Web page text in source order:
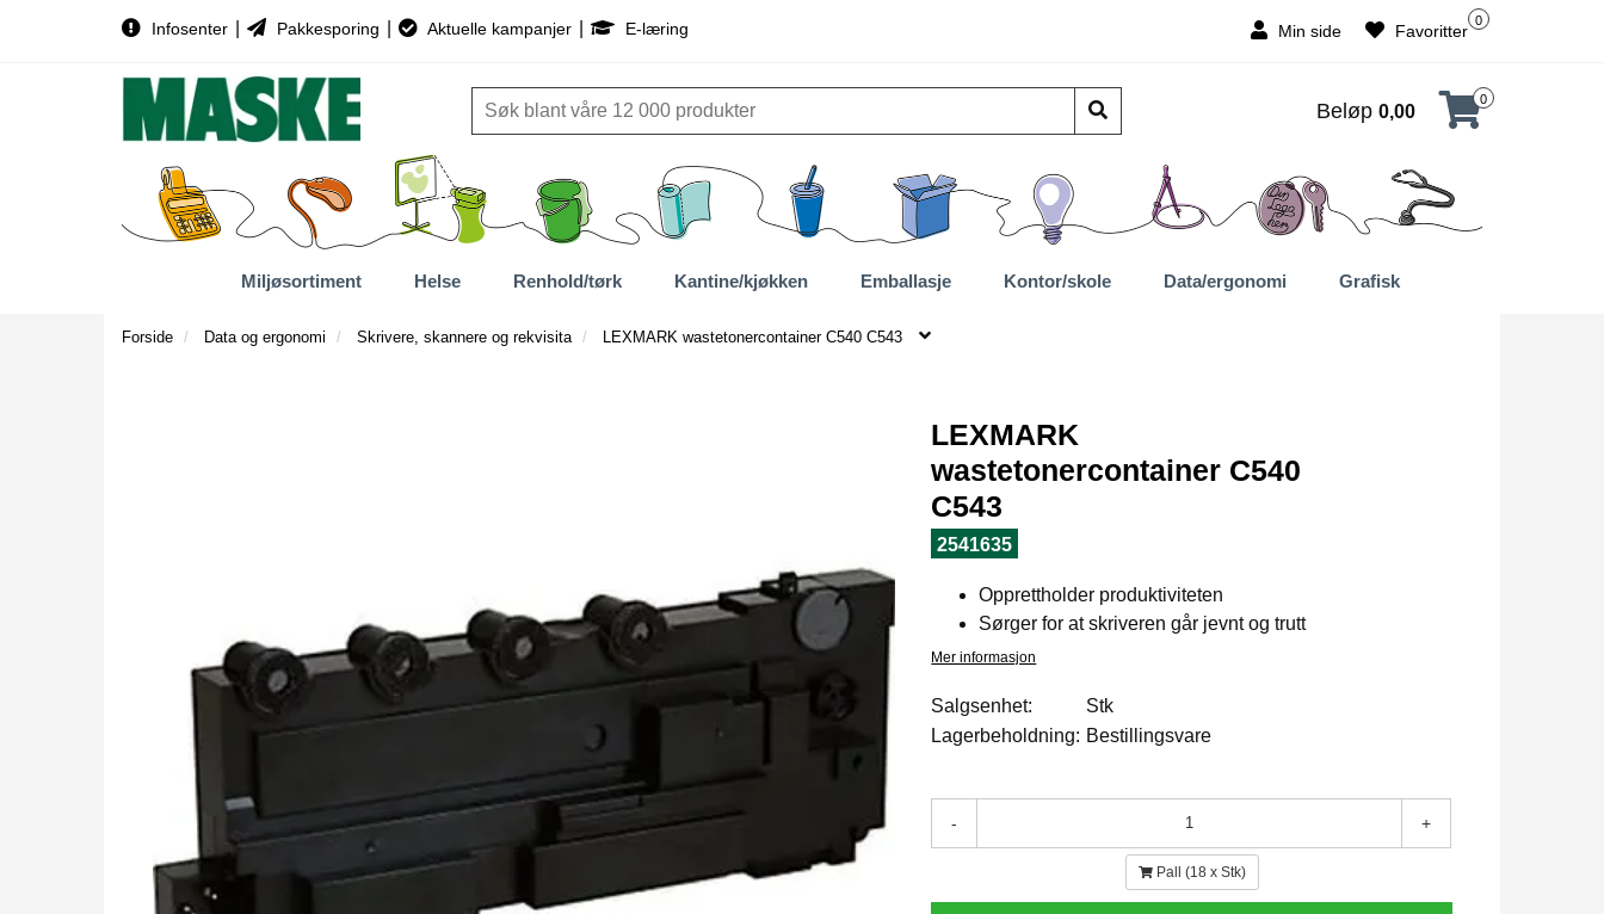
Infosenter Pakkesporing Aktuelle kampanjer E-læring Min side
0
Favoritter
Beløp 0,00
0
Miljøsortiment Helse Renhold/tørk Kantine/kjøkken Emballasje Kontor/skole Data/ergonomi Grafisk
Forside Data og ergonomi Skrivere, skannere og rekvisita LEXMARK wastetonercontainer C540 C543
LEXMARK
wastetonercontainer C540
C543
2541635
Opprettholder produktiviteten
Sørger for at skriveren går jevnt og trutt
Mer informasjon
Salgsenhet:
Stk
Lagerbeholdning: Bestillingsvare
- +
Pall (18 x Stk)